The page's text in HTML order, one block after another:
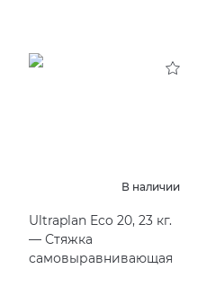
В наличии
Ultraplan Eco 20, 23 кг.
— Стяжка
самовыравнивающая